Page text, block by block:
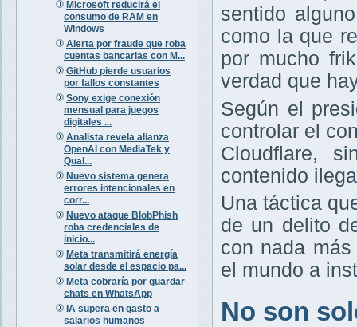
Microsoft reducirá el
consumo de RAM en
Windows
Alerta por fraude que roba
cuentas bancarias con M...
GitHub pierde usuarios
por fallos constantes
Sony exige conexión
mensual para juegos
digitales ...
Analista revela alianza
OpenAI con MediaTek y
Qual...
Nuevo sistema genera
errores intencionales en
corr...
Nuevo ataque BlobPhish
roba credenciales de
inicio...
Meta transmitirá energía
solar desde el espacio pa...
Meta cobraría por guardar
chats en WhatsApp
IA supera en gasto a
salarios humanos
sentido
como la que
por mucho
verdad que
Según el
controlar el
Cloudflare,
contenido
Una táctica
de un delito
con nada
el mundo a
No son